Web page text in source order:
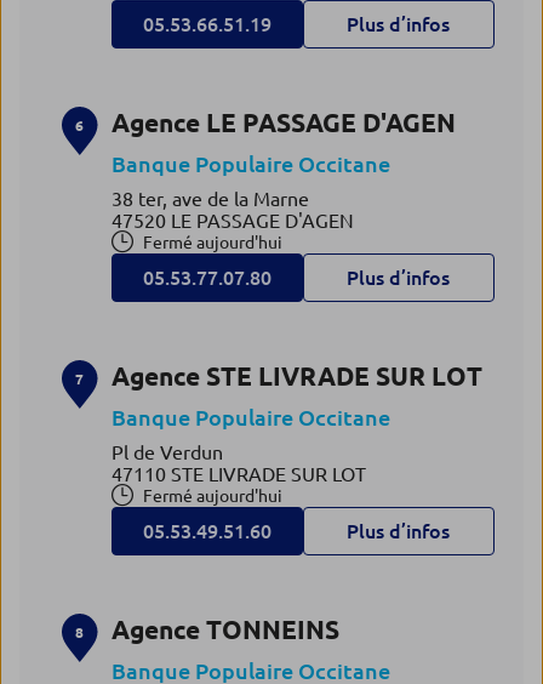
05.53.66.51.19 Plus d’infos
6 Agence LE PASSAGE D'AGEN
Banque Populaire Occitane
38 ter, ave de la Marne
47520 LE PASSAGE D'AGEN
Fermé aujourd'hui
05.53.77.07.80 Plus d’infos
7 Agence STE LIVRADE SUR LOT
Banque Populaire Occitane
Pl de Verdun
47110 STE LIVRADE SUR LOT
Fermé aujourd'hui
05.53.49.51.60 Plus d’infos
8 Agence TONNEINS
Banque Populaire Occitane